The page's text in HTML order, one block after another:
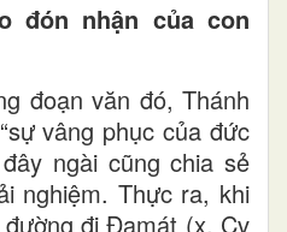
nhận của con
đoạn văn đó, Thánh
vâng phục của đức
ngài cũng chia sẻ
nghiệm. Thực ra, khi
đi Đamát (x. Cv